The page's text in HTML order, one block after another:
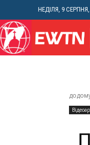
НЕДІЛЯ, 9 СЕРПНЯ,